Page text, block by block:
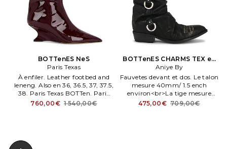
BOTTenES NeS
Paris Texas
À enfiler. Leather footbed and
leneng. Also en 36, 36.5, 37, 37.5,
38. Paris Texas BOTTen. Paris
Texas BOTTen. ES Ne.
760,00€ 1 540,00€
BOTTenES CHARMS TEX en
Noir
Aniye By
Fauvetes devant et dos. Le talon
mesure 40mm/ 1.5 ench
environ<br>La tige mesure
343mm/ 13.5 ench
475,00€ 709,00€